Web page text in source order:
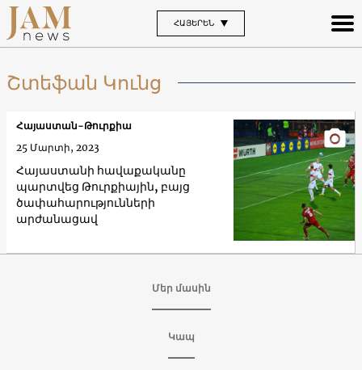
ՀԱՅԵՐԵՆ
Շտեֆան Կունց
Հայաստանի հավաքականը
պարտվեց Թուրքիային, բայց
ծափահարությունների
արժանացավ
Հայաստան-Թուրքիա
25 Մարտի, 2023
Մեր մասին
Կապ